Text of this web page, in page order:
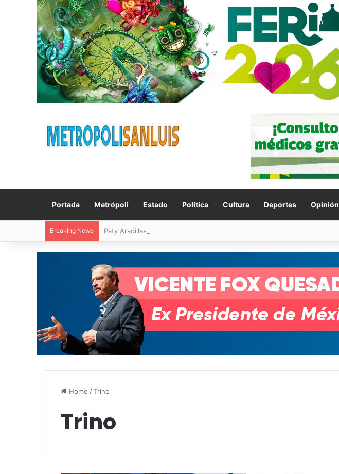
Portada Metrópoli Estado Política Cultura Deportes Opinión
Breaking News Paty Aradillas destaca impacto del nuevo desnivel de Circuito Potosí en
Home /Trino
Trino